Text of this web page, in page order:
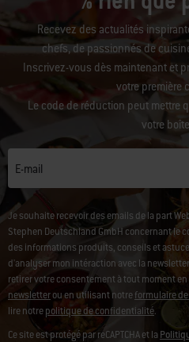
Recevez des actualités
chefs, de passionnés de
Inscrivez-vous dès maintenant et
votre première
Le code de réduction peut mettre
votre
E-mail
Je souhaite recevoir des emails de la part
Stephen Deutschland GmbH concernant le
des informations produits, conseils et
d'analyser mon intéraction avec la
retirer votre consentement à tout moment
newsletterou en utilisant notreformulaire
lire notrepolitique de confidentialité.
Ce site est protégé par reCAPTCHA et la